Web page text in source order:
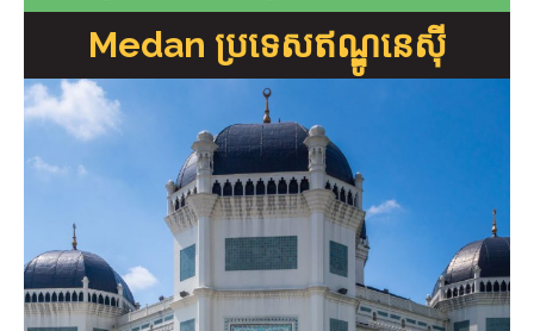
Medan ប្រទេសឥណ្ឌូនេស៊ី